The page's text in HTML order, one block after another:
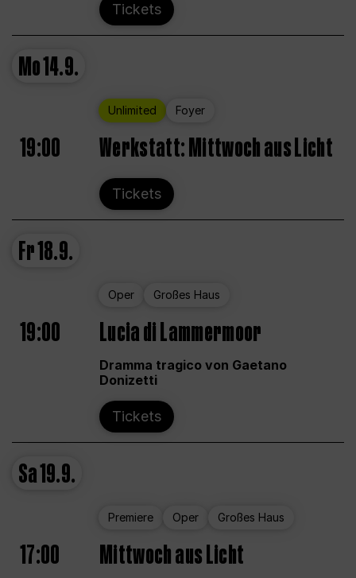
Tickets
Mo14.9.
Unlimited Foyer
19:00 Werkstatt: Mittwoch aus Licht
Tickets
Fr18.9.
Oper Großes Haus
19:00 Lucia di Lammermoor
Dramma tragico von Gaetano
Donizetti
Tickets
Sa19.9.
Premiere Oper Großes Haus
17:00 Mittwoch aus Licht